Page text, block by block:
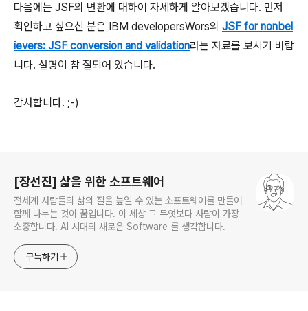
다음에는 JSF의 변환에 대하여 자세하게 알아보겠습니다. 먼저
확인하고 싶으신 분은 IBM developersWors의 JSF for nonbel
ievers: JSF conversion and validation라는 자료를 보시기 바랍
니다. 설명이 참 잘되어 있습니다.
감사합니다. ;-)
[장선진] 삶을 위한 소프트웨어
전세계 사람들의 삶의 질을 높일 수 있는 소프트웨어를 만들어
함께 나누는 것이 꿈입니다. 이 세상 그 무엇보다 사람이 가장
소중합니다. AI 시대의 새로운 Software 를 생각합니다.
구독하기